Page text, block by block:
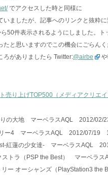
でアクセスした時と同様に
ましたが、記事へのリンクと抜粋に
50件表示されるようにしました。ト
と思いますのでこの機会にごらんく
ろがありましたら Twitter:@airbe
売り上げTOP500（メディアクリエイ
の大地 マーベラスAQL 2012/02/
ー4 マーベラスAQL 2012/07/19
紅蓮の少女達- マーベラスAQL
トラ（PSP the Best） マーベラ
ー オーシャンズ（PlayStation3